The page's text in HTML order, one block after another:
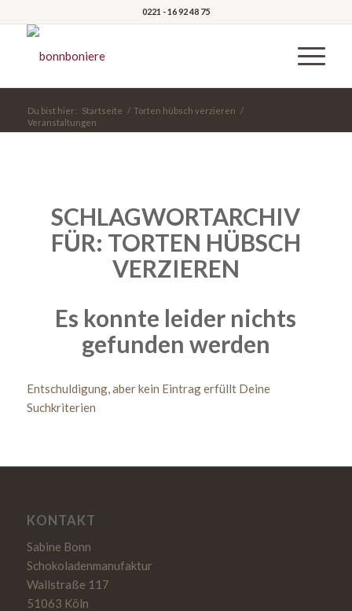
0221 - 16 92 48 75
Du bist hier: Startseite / Torten hübsch verzieren /
Veranstaltungen
SCHLAGWORTARCHIV
FÜR: TORTEN HÜBSCH
VERZIEREN
Es konnte leider nichts
gefunden werden
Entschuldigung, aber kein Eintrag erfüllt Deine
Suchkriterien
KONTAKT
Sabine Bonn
Schokoladenmanufaktur
Wallstraße 117
51063 Köln